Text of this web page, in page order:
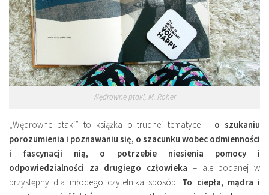
Wędrowne ptaki, M. Roher
„Wędrowne ptaki” to książka o trudnej tematyce – o szukaniu
porozumienia i poznawaniu się, o szacunku wobec odmienności
i fascynacji nią, o potrzebie niesienia pomocy i
odpowiedzialności za drugiego człowieka – ale podanej w
przystępny dla młodego czytelnika sposób. To ciepła, mądra i